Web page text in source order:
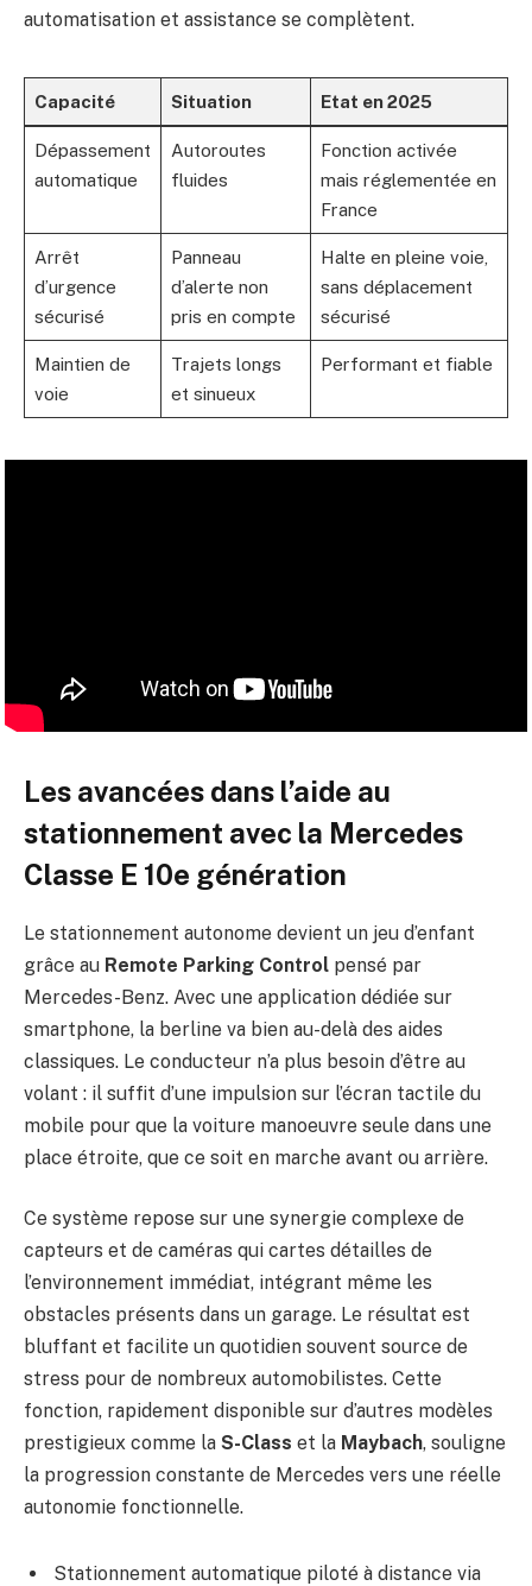
automatisation et assistance se complètent.
Capacité Situation Etat en 2025
Dépassement
automatique
Autoroutes
fluides
Fonction activée
mais réglementée en
France
Arrêt
d’urgence
sécurisé
Panneau
d’alerte non
pris en compte
Halte en pleine voie,
sans déplacement
sécurisé
Maintien de
voie
Trajets longs
et sinueux
Performant et fiable
Les avancées dans l’aide au
stationnement avec la Mercedes
Classe E 10e génération
Le stationnement autonome devient un jeu d’enfant
grâce au Remote Parking Control pensé par
Mercedes-Benz. Avec une application dédiée sur
smartphone, la berline va bien au-delà des aides
classiques. Le conducteur n’a plus besoin d’être au
volant : il suffit d’une impulsion sur l’écran tactile du
mobile pour que la voiture manoeuvre seule dans une
place étroite, que ce soit en marche avant ou arrière.
Ce système repose sur une synergie complexe de
capteurs et de caméras qui cartes détailles de
l’environnement immédiat, intégrant même les
obstacles présents dans un garage. Le résultat est
bluffant et facilite un quotidien souvent source de
stress pour de nombreux automobilistes. Cette
fonction, rapidement disponible sur d’autres modèles
prestigieux comme la S-Class et la Maybach, souligne
la progression constante de Mercedes vers une réelle
autonomie fonctionnelle.
Stationnement automatique piloté à distance via